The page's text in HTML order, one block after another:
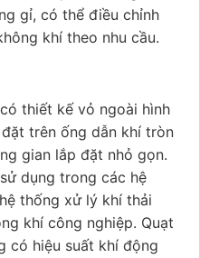
gỉ, có thể điều chỉnh
khí theo nhu cầu.
có thiết kế vỏ ngoài hình
trên ống dẫn khí tròn
gian lắp đặt nhỏ gọn.
dụng trong các hệ
thống xử lý khí thải
khí công nghiệp. Quạt
có hiệu suất khí động